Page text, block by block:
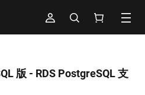
版 - RDS PostgreSQL 支